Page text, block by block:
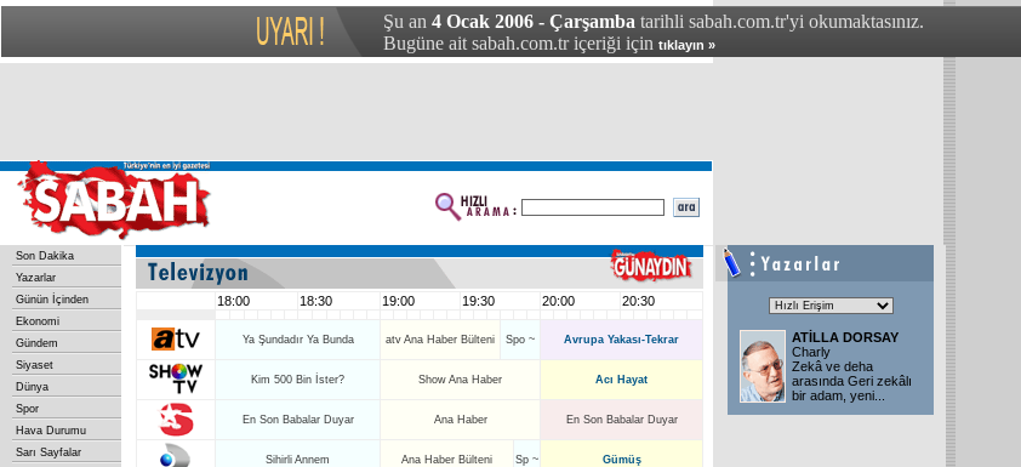
Şu an 4 Ocak 2006 - Çarşamba tarihli sabah.com.tr'yi okumaktasınız.
Bugüne ait sabah.com.tr içeriği için tıklayın »
Son Dakika
Yazarlar
Günün İçinden
Ekonomi
Gündem
Siyaset
Dünya
Spor
Hava Durumu
Sarı Sayfalar
18:00 18:30 19:00 19:30 20:00 20:30
Ya Şundadır Ya Bunda atv Ana Haber Bülteni Spo ~ Avrupa Yakası-Tekrar
Kim 500 Bin İster? Show Ana Haber Acı Hayat
En Son Babalar Duyar Ana Haber En Son Babalar Duyar
Sihirli Annem Ana Haber Bülteni Sp ~ Gümüş
ATİLLA DORSAY
Charly
Zekâ ve deha
arasında Geri zekâlı
bir adam, yeni